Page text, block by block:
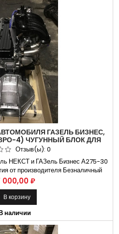
ГАЗЕЛЬ БИЗНЕС,
4) ЧУГУННЫЙ БЛОК ДЛЯ
ГАЗ
Отзыв(ы): 0
НЕКСТ и ГАЗель Бизнес А275-30
от производителя Безналичный
Контроль и отправка в надежной
Двигатель EvoTech 2.7 ГАЗель
по моделям автомобиля
322133, 322138, 32214,...
000,00 ₽
В корзину
наличии